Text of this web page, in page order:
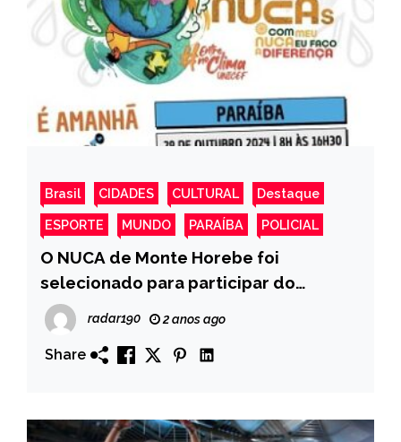
Brasil CIDADES CULTURAL Destaque
ESPORTE MUNDO PARAÍBA POLICIAL
O NUCA de Monte Horebe foi
selecionado para participar do
Festival dos NUCAS que acontecerá
em Bananeiras-PB, nessa terça-feira,
29 de outubro de 2024.
radar190 2 anos ago
Share